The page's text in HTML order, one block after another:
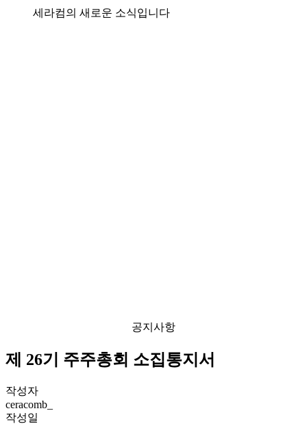
세라컴의 새로운 소식입니다
공지사항
제 26기 주주총회 소집통지서
작성자
ceracomb_
작성일